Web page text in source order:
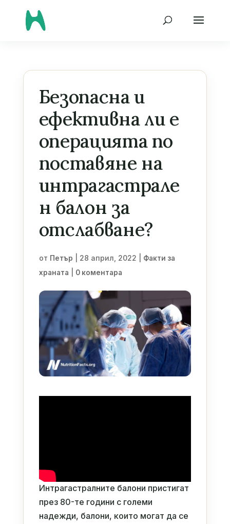
Безопасна и
ефективна ли е
операцията по
поставяне на
интрагастрале
н балон за
отслабване?
от Петър 28 април, 2022
Факти за
храната
0 коментара
Интрагастралните балони пристигат
през 80-те години с големи
надежди, балони, които могат да се